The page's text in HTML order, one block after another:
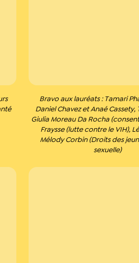
Bravo aux lauréats : Tamari
Daniel Chavez et Anaé Cassety,
Giulia Moreau Da Rocha
Fraysse (lutte contre le VIH),
Mélody Corbin (Droits des
sexuelle)